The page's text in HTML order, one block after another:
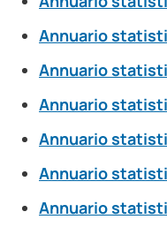
Annuario
Annuario
Annuario
Annuario
Annuario
Annuario